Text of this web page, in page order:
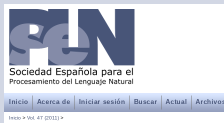
Inicio Acerca de Iniciar sesión Buscar Actual
Inicio > Vol. 47 (2011) >